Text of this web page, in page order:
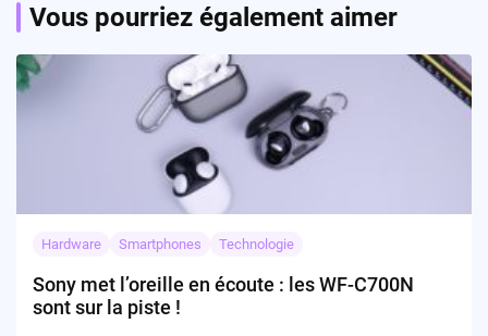
Vous pourriez également aimer
Hardware Smartphones Technologie
Sony met l’oreille en écoute : les WF-C700N
sont sur la piste !